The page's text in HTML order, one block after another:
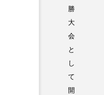
勝
大
会
と
し
て
開